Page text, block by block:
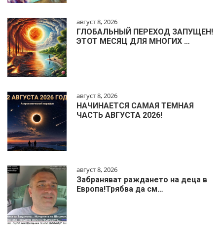
август 8, 2026
ГЛОБАЛЬНЫЙ ПЕРЕХОД ЗАПУЩЕН!
ЭТОТ МЕСЯЦ ДЛЯ МНОГИХ …
август 8, 2026
НАЧИНАЕТСЯ САМАЯ ТЕМНАЯ
ЧАСТЬ АВГУСТА 2026!
август 8, 2026
Забраняват раждането на деца в
Европа!Трябва да см…